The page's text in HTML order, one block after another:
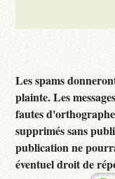
Les spams
plainte. Les
fautes
supprimés sans
publication ne
éventuel droit de